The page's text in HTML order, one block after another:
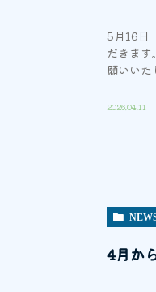
5月16日
だきま
願いいた
2026.04.11
4月か